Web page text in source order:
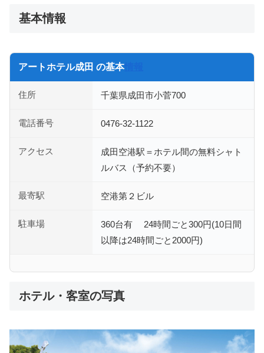
基本情報
アートホテル成田 の基本情報
住所 千葉県成田市小菅700
電話番号 0476-32-1122
アクセス
成田空港駅＝ホテル間の無料シャト
ルバス（予約不要）
最寄駅 空港第２ビル
駐車場
360台有 24時間ごと300円(10日間
以降は24時間ごと2000円)
ホテル・客室の写真